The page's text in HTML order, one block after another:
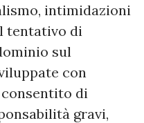
intimidazioni
tentativo di
sul
con
di
gravi,